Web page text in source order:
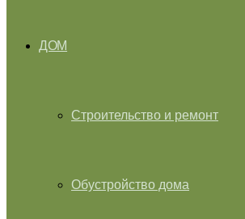
ДОМ
Строительство и ремонт
Обустройство дома